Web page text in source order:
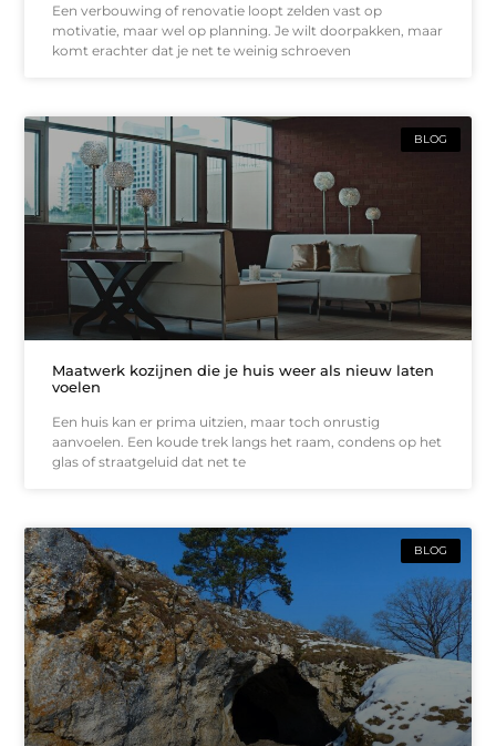
Een verbouwing of renovatie loopt zelden vast op
motivatie, maar wel op planning. Je wilt doorpakken, maar
komt erachter dat je net te weinig schroeven
BLOG
Maatwerk kozijnen die je huis weer als nieuw laten
voelen
Een huis kan er prima uitzien, maar toch onrustig
aanvoelen. Een koude trek langs het raam, condens op het
glas of straatgeluid dat net te
BLOG